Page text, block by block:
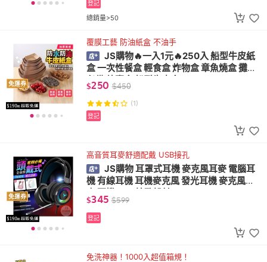
總銷量>50
登記
免運券
覆膜工藝 防油紙盒 不油手
JS購物🔥一入1元🔥250入 船型牛皮紙
盒 一次性餐盒 輕食盒 炸物盒 章魚燒盒 攤販
必備 外賣盒 船型牛皮盒
$250 $450
(1)
登記
免運券
高音質耳麥舒適配戴 USB接孔
JS購物 耳罩式耳機 麥克風耳麥 電腦耳
機 有線耳機 耳機麥克風 發光耳機 麥克風耳
麥 耳機 USB接孔設計
$345 $599
登記
免洗神器！1000入超值箱規！